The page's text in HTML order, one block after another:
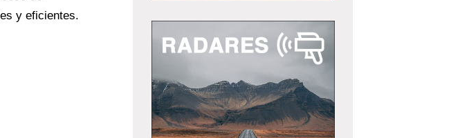
y eficientes.